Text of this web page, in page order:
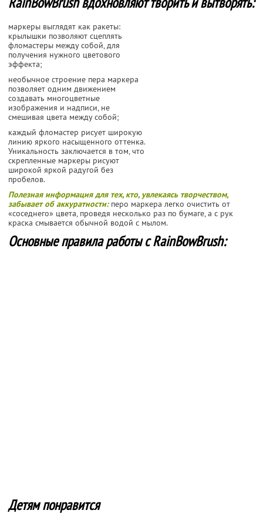
маркеры выглядят как ракеты:
крылышки позволяют сцеплять
фломастеры между собой, для
получения нужного цветового
эффекта;
необычное строение пера маркера
позволяет одним движением
создавать многоцветные
изображения и надписи, не
смешивая цвета между собой;
каждый фломастер рисует широкую
линию яркого насыщенного оттенка.
Уникальность заключается в том, что
скрепленные маркеры рисуют
широкой яркой радугой без
пробелов.
Полезная информация для тех, кто, увлекаясь творчеством,
забывает об аккуратности:перо маркера легко очистить от
«соседнего» цвета, проведя несколько раз по бумаге, а с рук
краска смывается обычной водой с мылом.
Основные правила работы с RainBowBrush:
Детям понравится